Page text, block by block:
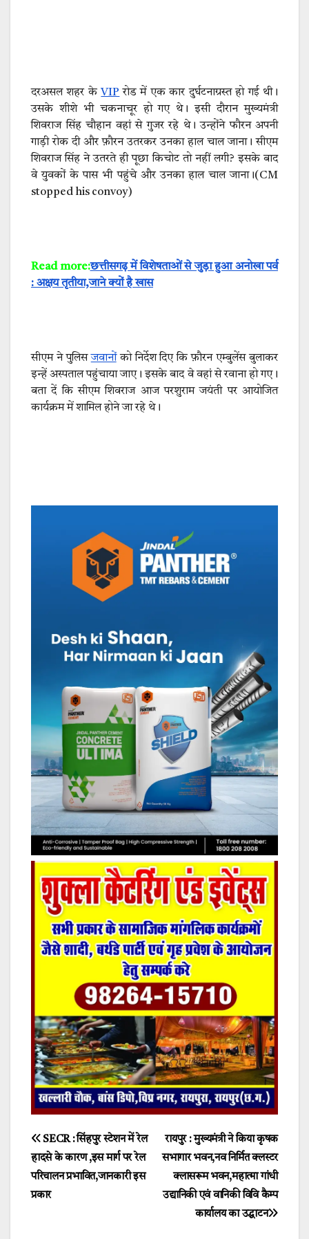
दरअसल शहर के VIP रोड में एक कार दुर्घटनाग्रस्त हो गई थी।
उसके शीशे भी चकनाचूर हो गए थे। इसी दौरान मुख्यमंत्री
शिवराज सिंह चौहान वहां से गुजर रहे थे। उन्होंने फौरन अपनी
गाड़ी रोक दी और फ़ौरन उतरकर उनका हाल चाल जाना। सीएम
शिवराज सिंह ने उतरते ही पूछा किचोट तो नहीं लगी? इसके बाद
वे युवकों के पास भी पहुंचे और उनका हाल चाल जाना।(CM
stopped his convoy)
Read more:छत्तीसगढ़ में विशेषताओं से जुड़ा हुआ अनोखा पर्व
: अक्षय तृतीया,जाने क्यों है खास
सीएम ने पुलिसजवानोंको निर्देश दिए कि फ़ौरन एम्बुलेंस बुलाकर
इन्हें अस्पताल पहुंचाया जाए। इसके बाद वे वहां से रवाना हो गए।
बता दें कि सीएम शिवराज आज परशुराम जयंती पर आयोजित
कार्यक्रम में शामिल होने जा रहे थे।
Post
navigation
रायपुर : मुख्यमंत्री ने किया कृषक
सभागार भवन,नव निर्मित क्लस्टर
क्लासरूम भवन,महात्मा गांधी
उद्यानिकी एवं वानिकी विवि कैम्प
कार्यालय का उद्घाटन
SECR : सिंहपुर स्टेशन में रेल
हादसे के कारण ,इस मार्ग पर रेल
परिचालन प्रभावित,जानकारी इस
प्रकार